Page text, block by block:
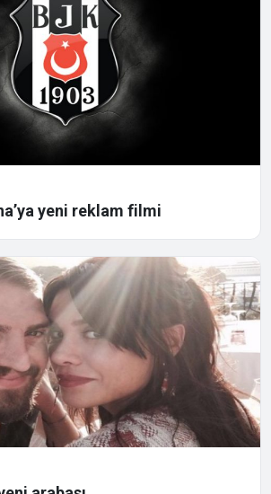
yeni reklam filmi